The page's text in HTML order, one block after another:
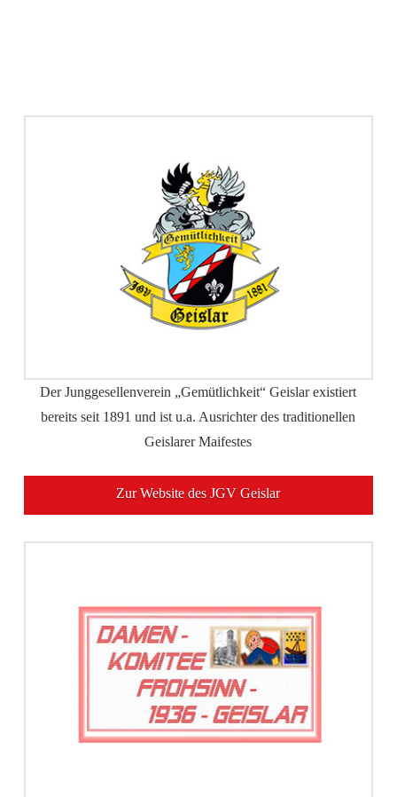
Der Junggesellenverein „Gemütlichkeit“ Geislar existiert
bereits seit 1891 und ist u.a. Ausrichter des traditionellen
Geislarer Maifestes
Zur Website des JGV Geislar